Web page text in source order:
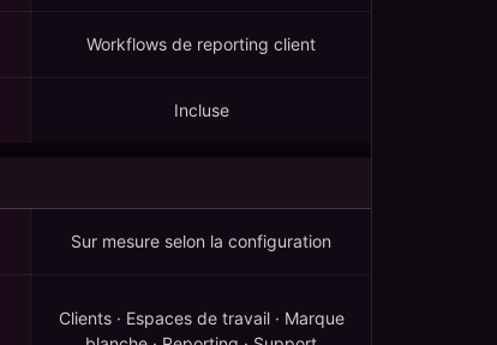
Workflows de reporting client
Incluse
Sur mesure selon la configuration
Clients · Espaces de travail · Marque